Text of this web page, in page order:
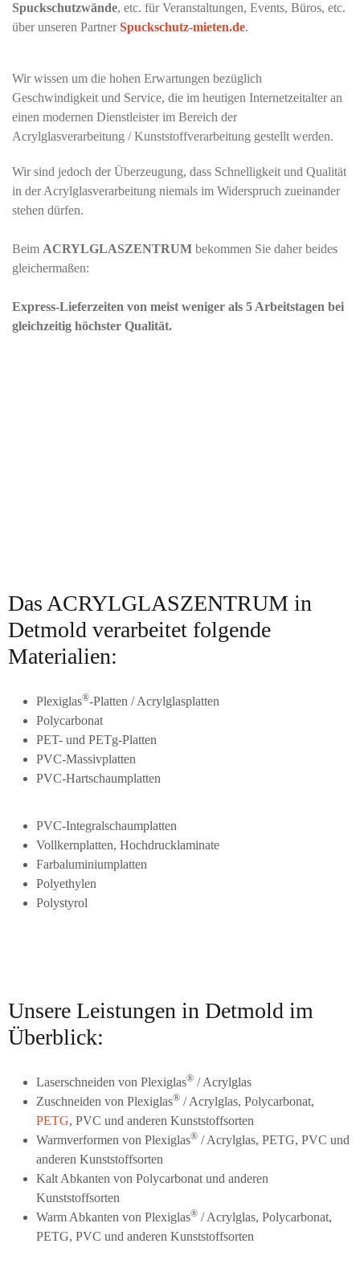
Spuckschutzwände, etc. für Veranstaltungen, Events, Büros, etc.
über unseren PartnerSpuckschutz-mieten.de.
Wir wissen um die hohen Erwartungen bezüglich
Geschwindigkeit und Service, die im heutigen Internetzeitalter an
einen modernen Dienstleister im Bereich der
Acrylglasverarbeitung / Kunststoffverarbeitung gestellt werden.
Wir sind jedoch der Überzeugung, dass Schnelligkeit und Qualität
in der Acrylglasverarbeitung niemals im Widerspruch zueinander
stehen dürfen.
Beim ACRYLGLASZENTRUM bekommen Sie daher beides
gleichermaßen:
Express-Lieferzeiten von meist weniger als 5 Arbeitstagen bei
gleichzeitig höchster Qualität.
Das ACRYLGLASZENTRUM in
Detmold verarbeitet folgende
Materialien:
Plexiglas®-Platten / Acrylglasplatten
Polycarbonat
PET- und PETg-Platten
PVC-Massivplatten
PVC-Hartschaumplatten
PVC-Integralschaumplatten
Vollkernplatten, Hochdrucklaminate
Farbaluminiumplatten
Polyethylen
Polystyrol
Unsere Leistungen in Detmold im
Überblick:
Laserschneiden von Plexiglas® / Acrylglas
Zuschneiden von Plexiglas® / Acrylglas, Polycarbonat,
PETG, PVC und anderen Kunststoffsorten
Warmverformen von Plexiglas® / Acrylglas, PETG, PVC und
anderen Kunststoffsorten
Kalt Abkanten von Polycarbonat und anderen
Kunststoffsorten
Warm Abkanten von Plexiglas® / Acrylglas, Polycarbonat,
PETG, PVC und anderen Kunststoffsorten